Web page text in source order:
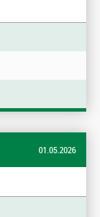
01.05.2026